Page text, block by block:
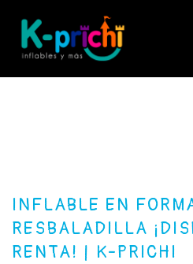
INFLABLE EN
RESBALADILLA
RENTA! | K-PRICHI